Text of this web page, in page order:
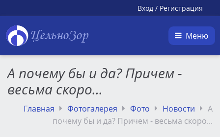
Вход / Регистрация
ЦельноЗор Меню
А почему бы и да? Причем -
весьма скоро...
Главная Фотогалерея Фото Новости
А
почему бы и да? Причем - весьма скоро...